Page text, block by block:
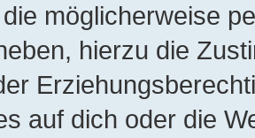
möglicherweise
hierzu die
auf dich oder die